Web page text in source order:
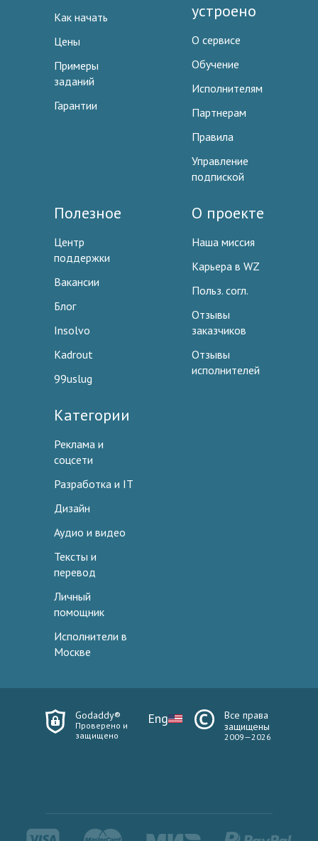
Как начать
Цены
Примеры
заданий
Гарантии
устроено
О сервисе
Обучение
Исполнителям
Партнерам
Правила
Управление
подпиской
Полезное
Центр
поддержки
Вакансии
Блог
Insolvo
Kadrout
99uslug
О проекте
Наша миссия
Карьера в WZ
Польз. согл.
Отзывы
заказчиков
Отзывы
исполнителей
Категории
Реклама и
соцсети
Разработка и IT
Дизайн
Аудио и видео
Тексты и
перевод
Личный
помощник
Исполнители в
Москве
Godaddy®
Проверено и
защищено
Eng
Все права
защищены
2009—2026